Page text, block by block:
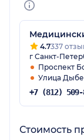
4.7337
г Санкт-
Проспект
Улица
Стоимость